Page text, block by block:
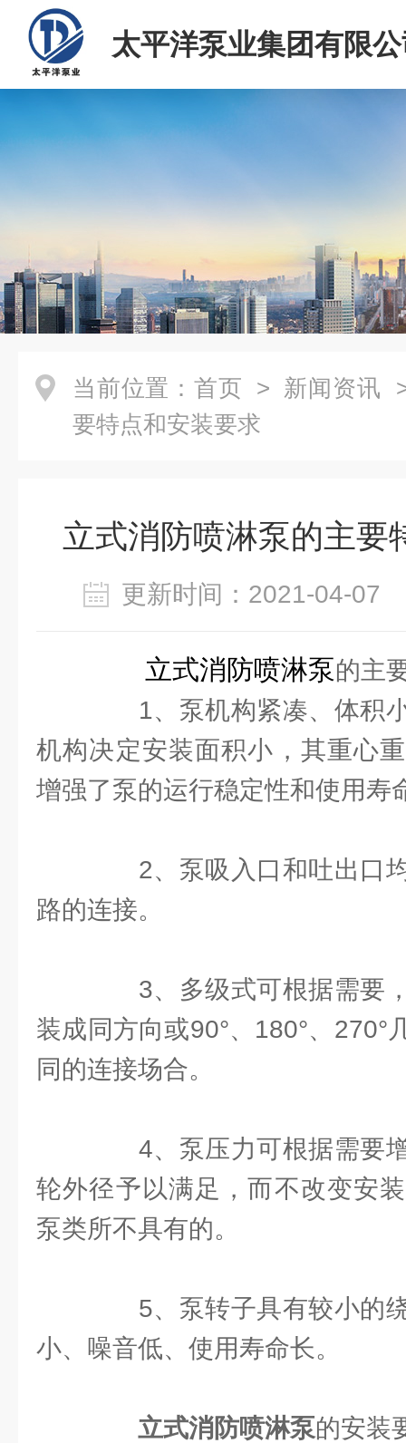
太平洋泵业集团有限
当前位置： 首页 > 新闻资讯
要特点和安装要求
立式消防喷淋泵的主要
更新时间：2021-04-
立式消防喷淋泵的主
1、泵机构紧凑、体积小
机构决定安装面积小，其重心
增强了泵的运行稳定性和使用寿
2、泵吸入口和吐出口均
路的连接。
3、多级式可根据需要，
装成同方向或90°、180°、270°
同的连接场合。
4、泵压力可根据需要增
轮外径予以满足，而不改变安
泵类所不具有的。
5、泵转子具有较小的绕
小、噪音低、使用寿命长。
立式消防喷淋泵的安装